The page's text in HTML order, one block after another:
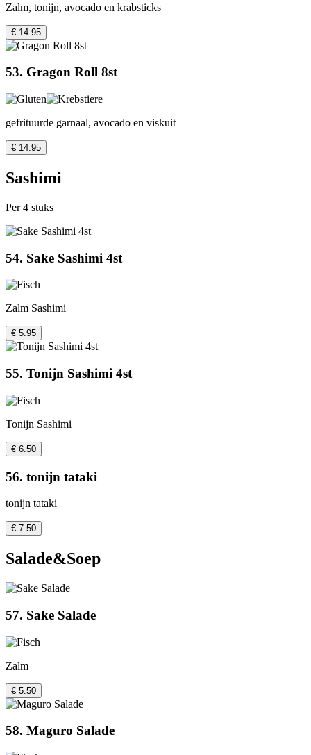
Zalm, tonijn, avocado en krabsticks
€ 14.95
53. Gragon Roll 8st
gefrituurde garnaal, avocado en viskuit
€ 14.95
Sashimi
Per 4 stuks
54. Sake Sashimi 4st
Zalm Sashimi
€ 5.95
55. Tonijn Sashimi 4st
Tonijn Sashimi
€ 6.50
56. tonijn tataki
tonijn tataki
€ 7.50
Salade&Soep
57. Sake Salade
Zalm
€ 5.50
58. Maguro Salade